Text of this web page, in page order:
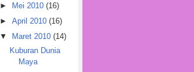
► Mei 2010 (16)
► April 2010 (16)
▼
Maret 2010 (14)
Kuburan Dunia
Maya